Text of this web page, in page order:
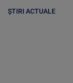
ȘTIRI ACTUALE